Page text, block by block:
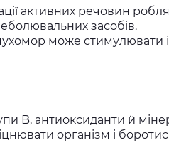
активних речовин
засобів.
може стимулювати
B, антиоксиданти й
організм і